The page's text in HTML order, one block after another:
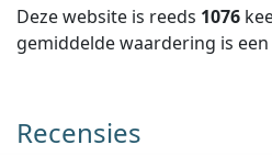
Deze website is reeds 1076
gemiddelde waardering is een
Recensies